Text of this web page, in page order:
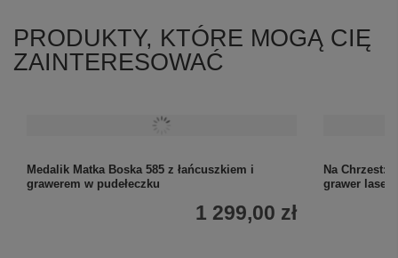
PRODUKTY, KTÓRE MOGĄ CIĘ
ZAINTERESOWAĆ
Medalik Matka Boska 585 z łańcuszkiem i
grawerem w pudełeczku
1 299,00 zł
Na Chrzest:
grawer